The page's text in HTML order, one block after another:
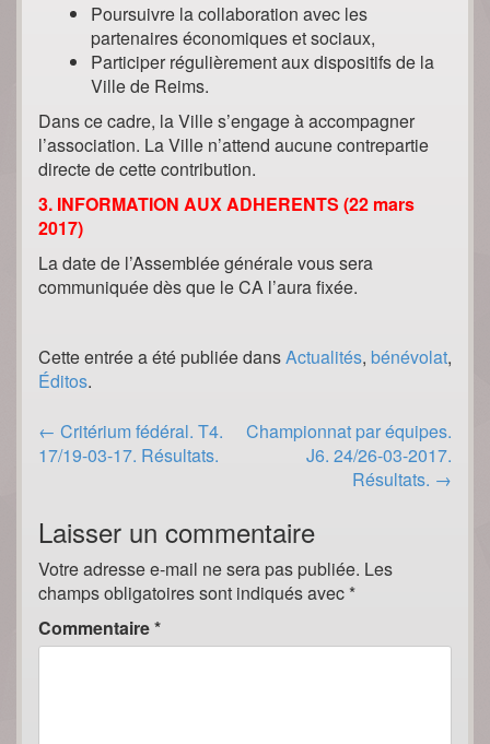
Poursuivre la collaboration avec les
partenaires économiques et sociaux,
Participer régulièrement aux dispositifs de la
Ville de Reims.
Dans ce cadre, la Ville s’engage à accompagner
l’association. La Ville n’attend aucune contrepartie
directe de cette contribution.
3. INFORMATION AUX ADHERENTS (22 mars
2017)
La date de l’Assemblée générale vous sera
communiquée dès que le CA l’aura fixée.
Cette entrée a été publiée dansActualités, bénévolat,
Éditos.
Post
navigation
← Critérium fédéral. T4.
17/19-03-17. Résultats.
Championnat par équipes.
J6. 24/26-03-2017.
Résultats. →
Laisser un commentaire
Votre adresse e-mail ne sera pas publiée. Les
champs obligatoires sont indiqués avec *
Commentaire*